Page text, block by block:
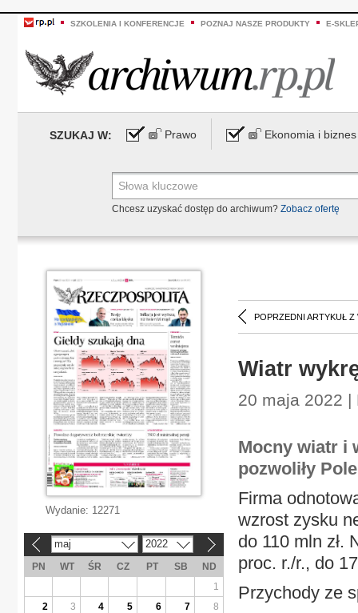
SZKOLENIA I KONFERENCJE POZNAJ NASZE PRODUKTY E-
SZUKAJ W: Prawo Ekonomia i biznes
Chcesz uzyskać dostęp do archiwum? Zobacz ofertę
POPRZEDNI ARTYKUŁ Z
Wiatr
20 maja 2022 |
Mocny wiatr i
pozwoliły
Firma
wzrost zysku
do 110 mln zł.
proc. r./r., do
Przychody ze
Wydanie: 12271
maj 2022
PN WT ŚR CZ PT SB
ND
1
2
3 4 5 6 7
8